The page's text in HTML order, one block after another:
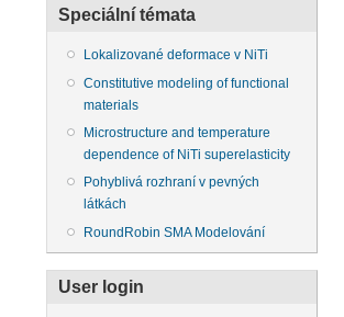
Speciální témata
Lokalizované deformace v NiTi
Constitutive modeling of functional
materials
Microstructure and temperature
dependence of NiTi superelasticity
Pohyblivá rozhraní v pevných
látkách
RoundRobin SMA Modelování
User login